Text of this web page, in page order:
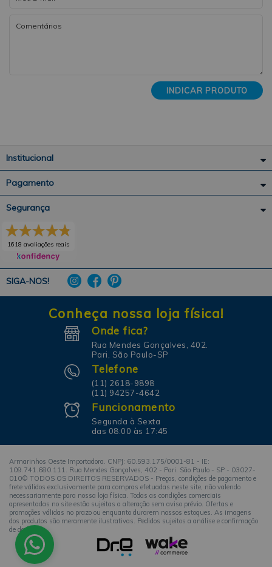
INDICAR PRODUTO
Institucional
Pagamento
SIGA-NOS!
Segurança
1618 avaliações reais
Conheça nossa loja física!
Onde fica?
Rua Mendes Gonçalves, 402.
Pari, São Paulo-SP
Telefone
(11) 2618-9898
(11) 94257-4642
Funcionamento
Segunda à Sexta
das 08:00 às 17:45
Armarinhos Oeste Importadora. CNPJ: 60.593.175/0001-81 - IE:
109.741.680.111. Rua Mendes Gonçalves, 402 - Pari. São Paulo - SP - 03027-
010© TODOS OS DIREITOS RESERVADOS - Preços, condições de pagamento e
frete válidos exclusivamente para compras efetuadas neste site, não valendo
necessariamente para nossa loja física. Todas as condições comerciais
apresentadas no site estão sujeitas a alteração sem aviso prévio. Ofertas e
promoções válidas no prazo ou enquanto durarem nossos estoques. As imagens
dos produtos são meramente ilustrativas. Pedidos sujeitos a análise e confirmação
de dados.